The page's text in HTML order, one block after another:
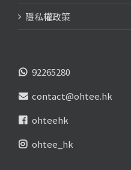
隱私權政策
92265280
contact@ohtee.hk
ohteehk
ohtee_hk